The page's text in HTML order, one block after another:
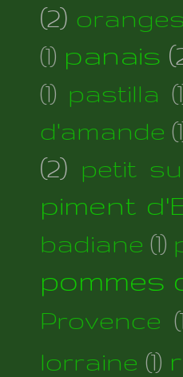
(2)
(1) panais
(1) pastilla
d'amande
(2) petit
piment
badiane (1)
pommes
Provence
lorraine (1)